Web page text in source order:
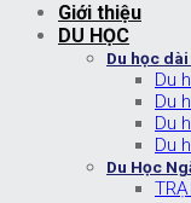
Giới thiệu
DU HỌC
Du học dài
Du
Du
Du
Du
Du Học